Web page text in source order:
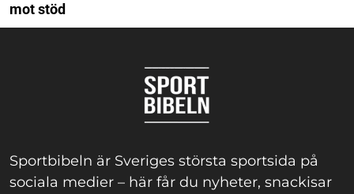
mot stöd
Sportbibeln är Sveriges största sportsida på
sociala medier – här får du nyheter, snackisar